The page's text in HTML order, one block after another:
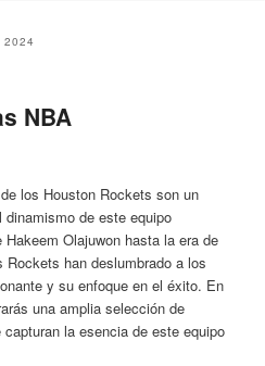
2024
NBA
de los Houston Rockets son un
de este equipo
Olajuwon hasta la era de
han deslumbrado a los
y su enfoque en el éxito. En
una amplia selección de
capturan la esencia de este equipo